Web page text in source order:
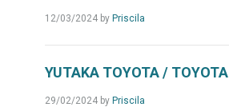
12/03/2024by Priscila
YUTAKA TOYOTA / TOYOTA
29/02/2024by Priscila